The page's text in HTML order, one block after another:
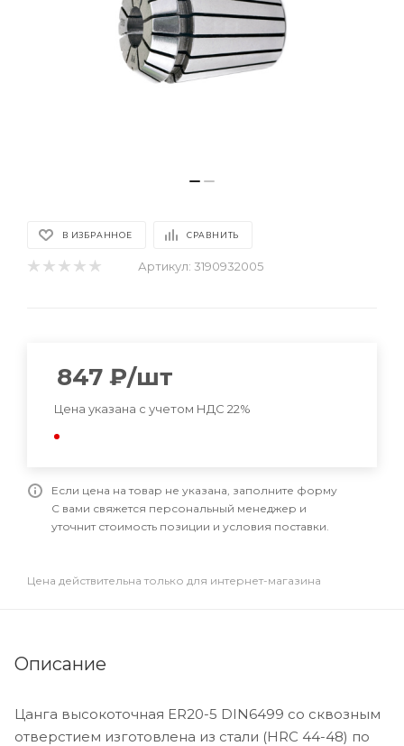
В ИЗБРАННОЕ СРАВНИТЬ
Артикул: 3190932005
847 ₽/шт
Цена указана с учетом НДС 22%
Если цена на товар не указана, заполните форму
С вами свяжется персональный менеджер и
уточнит стоимость позиции и условия поставки.
Цена действительна только для интернет-магазина
Описание
Цанга высокоточная ER20-5 DIN6499 со сквозным
отверстием изготовлена из стали (HRC 44-48) по